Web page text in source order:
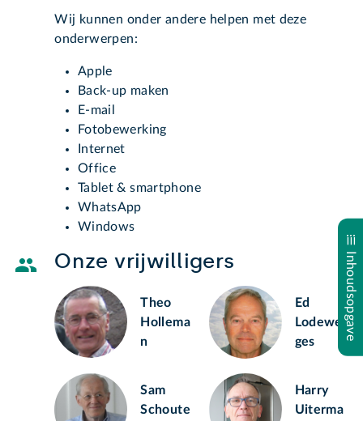
Inhoudsopgave
Wij kunnen onder andere helpen met deze
onderwerpen:
Apple
Back-up maken
E-mail
Fotobewerking
Internet
Office
Tablet & smartphone
WhatsApp
Windows
Onze vrijwilligers
Theo
Hollema
n
Ed
Lodewe
ges
Sam
Schoute
Harry
Uiterma